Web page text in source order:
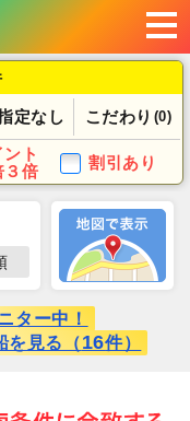
定なし こだわり (0)
ト
３倍
割引あり
ター中！
を見る（16件）